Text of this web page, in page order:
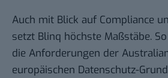
Auch mit Blick auf Compliance
setzt Blinq höchste Maßstäbe.
die Anforderungen der
europäischen Datenschutz-